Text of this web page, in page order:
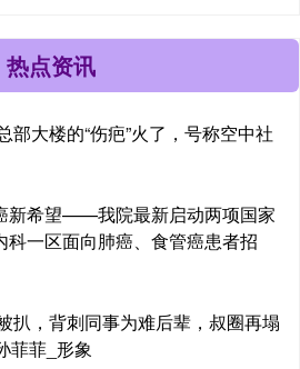
热点资讯
部大楼的“伤疤”火了，号称空中社
新希望——我院最新启动两项国家
科一区面向肺癌、食管癌患者招
扒，背刺同事为难后辈，叔圈再塌
菲菲_形象